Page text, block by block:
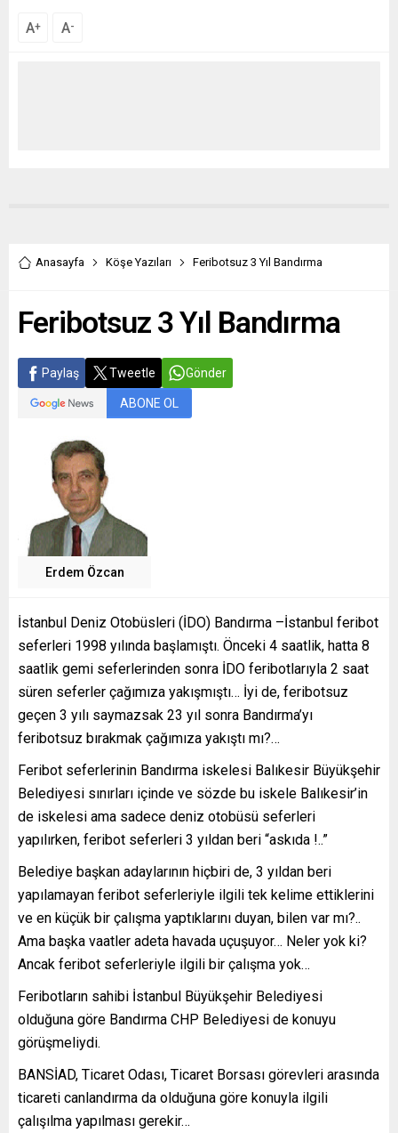
A+ A-
Anasayfa Köşe Yazıları Feribotsuz 3 Yıl Bandırma
Feribotsuz 3 Yıl Bandırma
Paylaş Tweetle Gönder
ABONE OL
Erdem Özcan
İstanbul Deniz Otobüsleri (İDO) Bandırma –İstanbul feribot
seferleri 1998 yılında başlamıştı. Önceki 4 saatlik, hatta 8
saatlik gemi seferlerinden sonra İDO feribotlarıyla 2 saat
süren seferler çağımıza yakışmıştı… İyi de, feribotsuz
geçen 3 yılı saymazsak 23 yıl sonra Bandırma’yı
feribotsuz bırakmak çağımıza yakıştı mı?…
Feribot seferlerinin Bandırma iskelesi Balıkesir Büyükşehir
Belediyesi sınırları içinde ve sözde bu iskele Balıkesir’in
de iskelesi ama sadece deniz otobüsü seferleri
yapılırken, feribot seferleri 3 yıldan beri “askıda !..”
Belediye başkan adaylarının hiçbiri de, 3 yıldan beri
yapılamayan feribot seferleriyle ilgili tek kelime ettiklerini
ve en küçük bir çalışma yaptıklarını duyan, bilen var mı?..
Ama başka vaatler adeta havada uçuşuyor… Neler yok ki?
Ancak feribot seferleriyle ilgili bir çalışma yok…
Feribotların sahibi İstanbul Büyükşehir Belediyesi
olduğuna göre Bandırma CHP Belediyesi de konuyu
görüşmeliydi.
BANSİAD, Ticaret Odası, Ticaret Borsası görevleri arasında
ticareti canlandırma da olduğuna göre konuyla ilgili
çalışılma yapılması gerekir…